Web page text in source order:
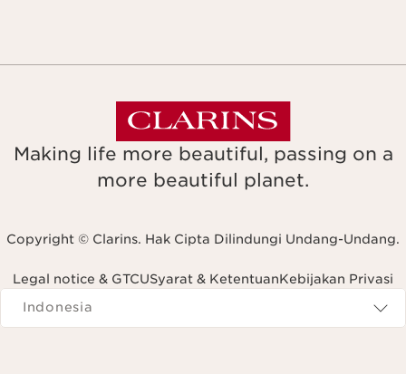
Making life more beautiful, passing on a
more beautiful planet.
Copyright © Clarins. Hak Cipta Dilindungi Undang-Undang.
Legal notice & GTCUSyarat & KetentuanKebijakan Privasi
Navigates to
Indonesia